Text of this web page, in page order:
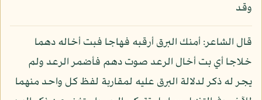
وقد
قال الشاعر: أمنك البرق أرقبه فهاجا فبت أخاله دهما
خلاجا أي بت أخال الرعد صوت دهم فأضمر الرعد ولم
يجر له ذكر لدلالة البرق عليه لمقاربة لفظ كل واحد منهما